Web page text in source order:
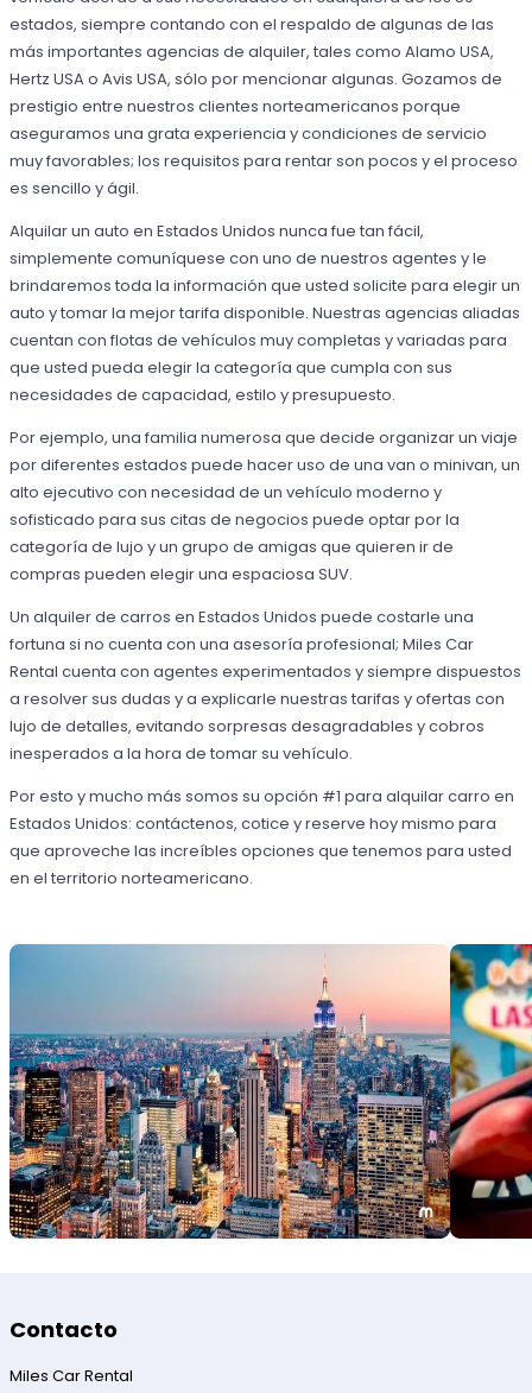
estados, siempre contando con el respaldo de algunas de las
más importantes agencias de alquiler, tales como Alamo USA,
Hertz USA o Avis USA, sólo por mencionar algunas. Gozamos de
prestigio entre nuestros clientes norteamericanos porque
aseguramos una grata experiencia y condiciones de servicio
muy favorables; los requisitos para rentar son pocos y el proceso
es sencillo y ágil.
Alquilar un auto en Estados Unidos nunca fue tan fácil,
simplemente comuníquese con uno de nuestros agentes y le
brindaremos toda la información que usted solicite para elegir un
auto y tomar la mejor tarifa disponible. Nuestras agencias aliadas
cuentan con flotas de vehículos muy completas y variadas para
que usted pueda elegir la categoría que cumpla con sus
necesidades de capacidad, estilo y presupuesto.
Por ejemplo, una familia numerosa que decide organizar un viaje
por diferentes estados puede hacer uso de una van o minivan, un
alto ejecutivo con necesidad de un vehículo moderno y
sofisticado para sus citas de negocios puede optar por la
categoría de lujo y un grupo de amigas que quieren ir de
compras pueden elegir una espaciosa SUV.
Un alquiler de carros en Estados Unidos puede costarle una
fortuna si no cuenta con una asesoría profesional; Miles Car
Rental cuenta con agentes experimentados y siempre dispuestos
a resolver sus dudas y a explicarle nuestras tarifas y ofertas con
lujo de detalles, evitando sorpresas desagradables y cobros
inesperados a la hora de tomar su vehículo.
Por esto y mucho más somos su opción #1 para alquilar carro en
Estados Unidos: contáctenos, cotice y reserve hoy mismo para
que aproveche las increíbles opciones que tenemos para usted
en el territorio norteamericano.
Contacto
Miles Car Rental